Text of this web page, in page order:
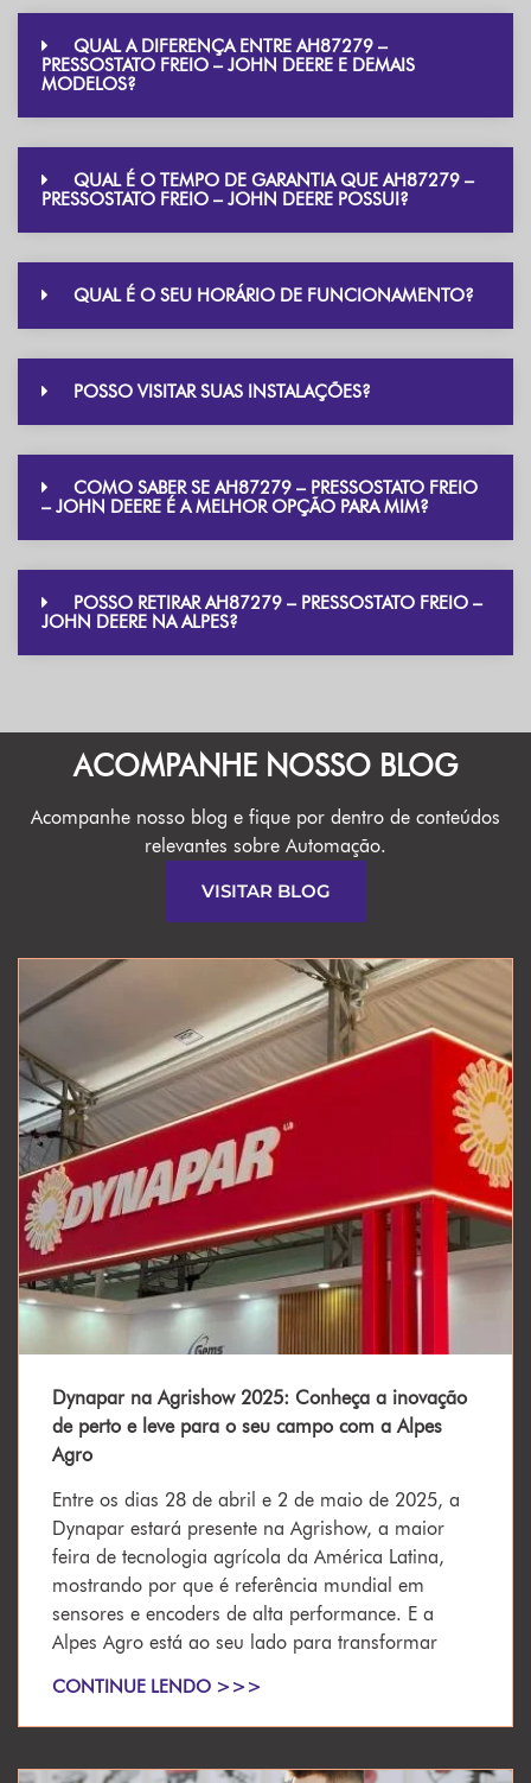
QUAL A DIFERENÇA ENTRE AH87279 –
PRESSOSTATO FREIO – JOHN DEERE E DEMAIS
MODELOS?
QUAL É O TEMPO DE GARANTIA QUE AH87279 –
PRESSOSTATO FREIO – JOHN DEERE POSSUI?
QUAL É O SEU HORÁRIO DE FUNCIONAMENTO?
POSSO VISITAR SUAS INSTALAÇÕES?
COMO SABER SE AH87279 – PRESSOSTATO FREIO
– JOHN DEERE É A MELHOR OPÇÃO PARA MIM?
POSSO RETIRAR AH87279 – PRESSOSTATO FREIO –
JOHN DEERE NA ALPES?
ACOMPANHE NOSSO BLOG
Acompanhe nosso blog e fique por dentro de conteúdos
relevantes sobre Automação.
VISITAR BLOG
Dynapar na Agrishow 2025: Conheça a inovação
de perto e leve para o seu campo com a Alpes
Agro
Entre os dias 28 de abril e 2 de maio de 2025, a
Dynapar estará presente na Agrishow, a maior
feira de tecnologia agrícola da América Latina,
mostrando por que é referência mundial em
sensores e encoders de alta performance. E a
Alpes Agro está ao seu lado para transformar
CONTINUE LENDO >>>